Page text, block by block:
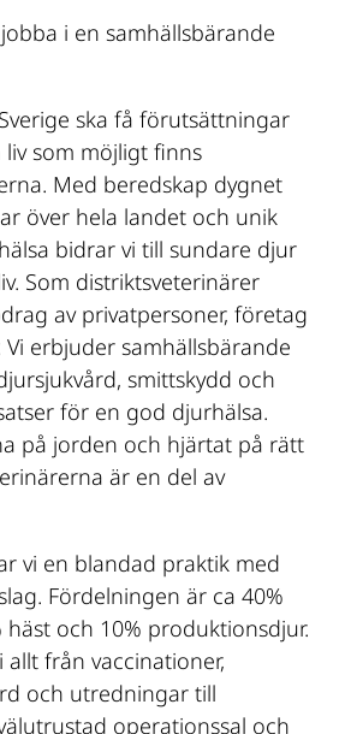
i en samhällsbärande
ska få förutsättningar
som möjligt finns
Med beredskap dygnet
över hela landet och unik
bidrar vi till sundare djur
Som distriktsveterinärer
av privatpersoner, företag
erbjuder samhällsbärande
smittskydd och
för en god djurhälsa.
på jorden och hjärtat på rätt
är en del av
vi en blandad praktik med
Fördelningen är ca 40%
och 10% produktionsdjur.
allt från vaccinationer,
och utredningar till
operationssal och